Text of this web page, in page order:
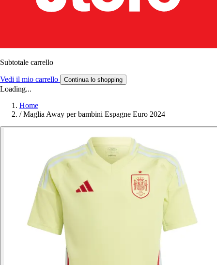
Subtotale carrello
Vedi il mio carrello Continua lo shopping
Loading...
Home
/ Maglia Away per bambini Espagne Euro 2024